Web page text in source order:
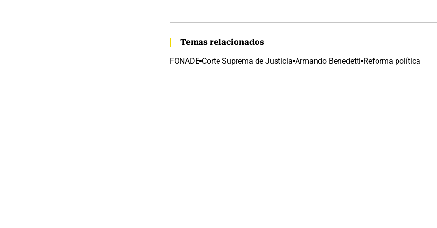
Temas relacionados
FONADE Corte Suprema de Justicia Armando Benedetti Reforma política